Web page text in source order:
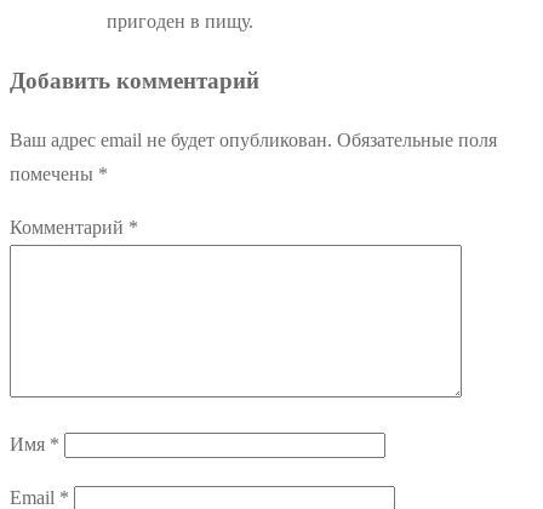
пригоден в пищу.
Добавить комментарий
Ваш адрес email не будет опубликован. Обязательные поля
помечены *
Комментарий *
Имя *
Email *